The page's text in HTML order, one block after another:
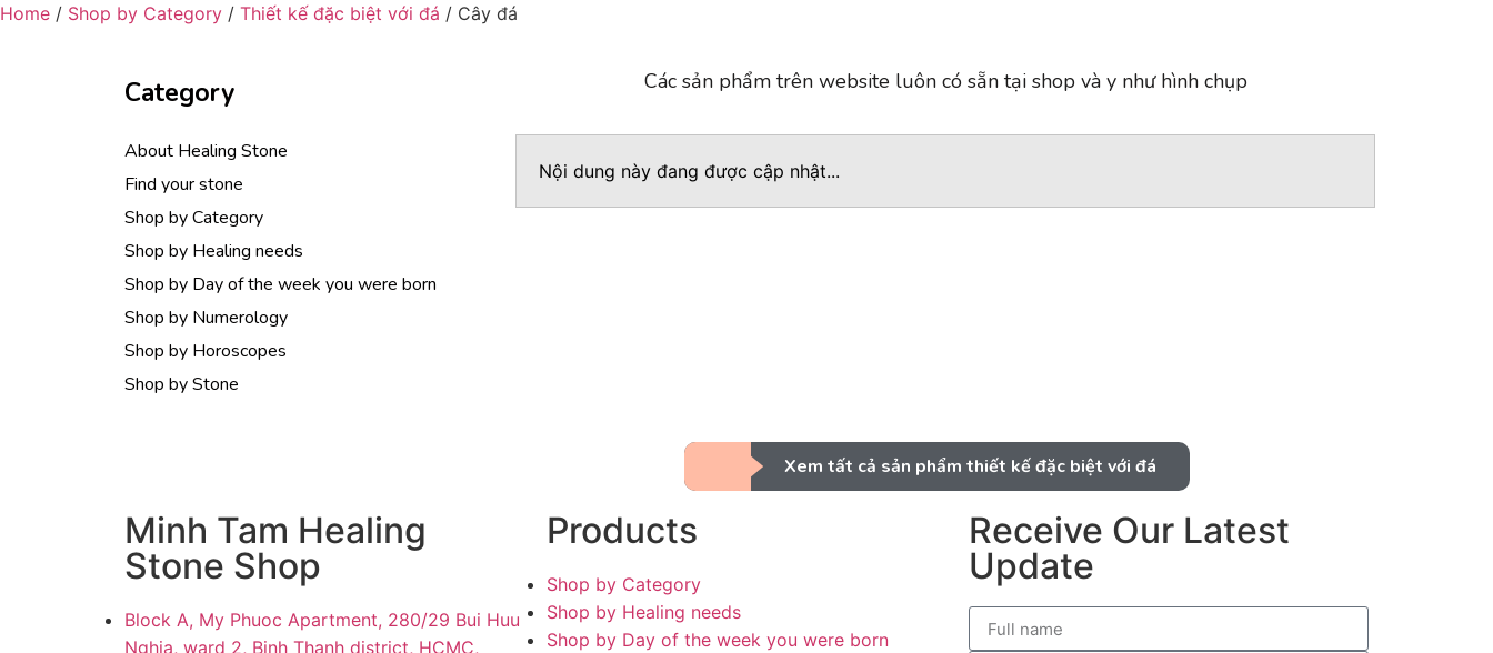
Home / Shop by Category / Thiết kế đặc biệt với đá / Cây đá
Category
About Healing Stone
Find your stone
Shop by Category
Shop by Healing needs
Shop by Day of the week you were born
Shop by Numerology
Shop by Horoscopes
Shop by Stone
Các sản phẩm trên website luôn có sẵn tại shop và y như hình chụp
Nội dung này đang được cập nhật...
Xem tất cả sản phẩm thiết kế đặc biệt với đá
Minh Tam Healing
Stone Shop
Block A, My Phuoc Apartment, 280/29 Bui Huu
Nghia, ward 2, Binh Thanh district, HCMC,
Products
Shop by Category
Shop by Healing needs
Shop by Day of the week you were born
Receive Our Latest
Update